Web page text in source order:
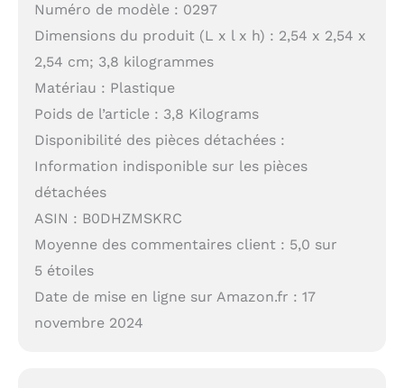
Numéro de modèle : 0297
Dimensions du produit (L x l x h) : 2,54 x 2,54 x
2,54 cm; 3,8 kilogrammes
Matériau : Plastique
Poids de l’article : 3,8 Kilograms
Disponibilité des pièces détachées :
Information indisponible sur les pièces
détachées
ASIN : B0DHZMSKRC
Moyenne des commentaires client : 5,0 sur
5 étoiles
Date de mise en ligne sur Amazon.fr : 17
novembre 2024